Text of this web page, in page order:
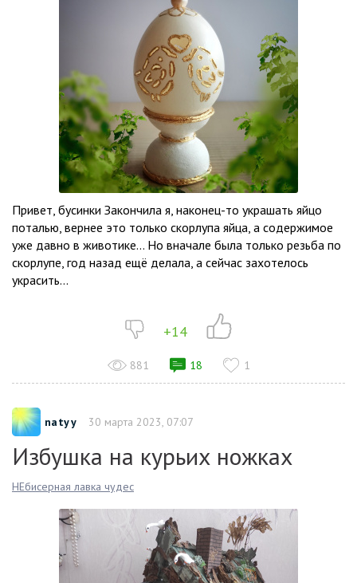
Привет, бусинки Закончила я, наконец-то украшать яйцо
поталью, вернее это только скорлупа яйца, а содержимое
уже давно в животике… Но вначале была только резьба по
скорлупе, год назад ещё делала, а сейчас захотелось
украсить...
+14
881 18 1
natyy 30 марта 2023, 07:07
Избушка на курьих ножках
НЕбисерная лавка чудес